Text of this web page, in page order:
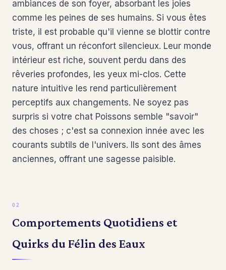
ambiances de son foyer, absorbant les joies
comme les peines de ses humains. Si vous êtes
triste, il est probable qu'il vienne se blottir contre
vous, offrant un réconfort silencieux. Leur monde
intérieur est riche, souvent perdu dans des
rêveries profondes, les yeux mi-clos. Cette
nature intuitive les rend particulièrement
perceptifs aux changements. Ne soyez pas
surpris si votre chat Poissons semble "savoir"
des choses ; c'est sa connexion innée avec les
courants subtils de l'univers. Ils sont des âmes
anciennes, offrant une sagesse paisible.
Comportements Quotidiens et
Quirks du Félin des Eaux